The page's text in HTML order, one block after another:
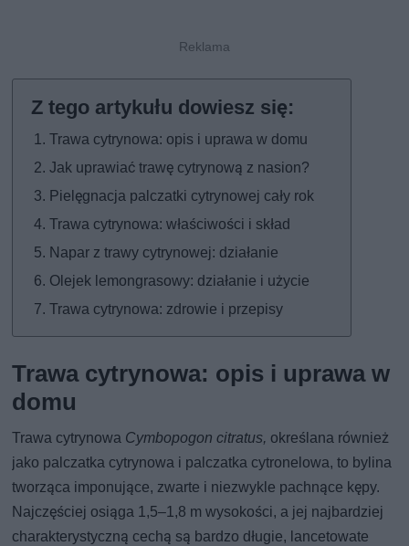
Trawa cytrynowa: opis i uprawa w domu
Jak uprawiać trawę cytrynową z nasion?
Pielęgnacja palczatki cytrynowej cały rok
Trawa cytrynowa: właściwości i skład
Napar z trawy cytrynowej: działanie
Olejek lemongrasowy: działanie i użycie
Trawa cytrynowa: zdrowie i przepisy
Trawa cytrynowa: opis i uprawa w
domu
Trawa cytrynowa Cymbopogon citratus, określana również
jako palczatka cytrynowa i palczatka cytronelowa, to bylina
tworząca imponujące, zwarte i niezwykle pachnące kępy.
Najczęściej osiąga 1,5–1,8 m wysokości, a jej najbardziej
charakterystyczną cechą są bardzo długie, lancetowate